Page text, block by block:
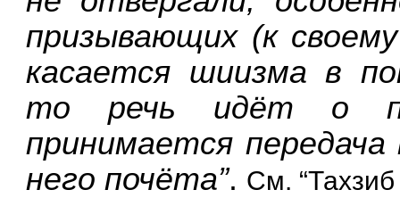
призывающих (к
касается шиизма в
то речь идёт о
принимается
него почёта”. См. “Тахзиб